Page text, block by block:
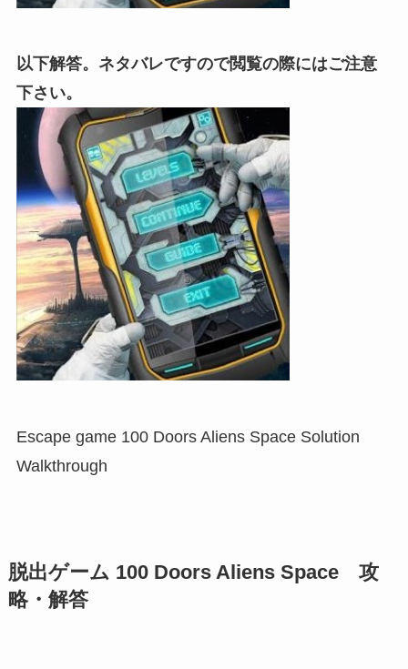
以下解答。ネタバレですので閲覧の際にはご注意
下さい。
Escape game 100 Doors Aliens Space Solution
Walkthrough
脱出ゲーム 100 Doors Aliens Space 攻
略・解答